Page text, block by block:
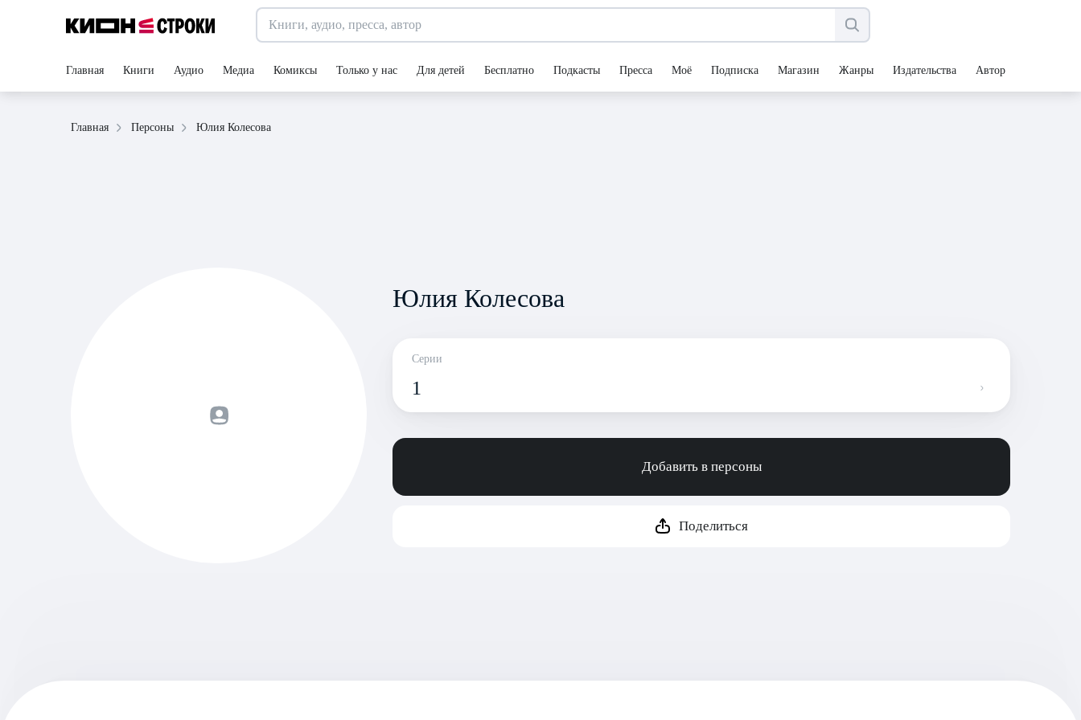
Главная Книги Аудио Медиа Комиксы Только у нас Для детей Бесплатно Подкасты Пресса Моё Подписка Магазин Жанры Издательства Авторы
Главная Персоны Юлия Колесова
Юлия Колесова
Серии
1
Добавить в персоны
Поделиться